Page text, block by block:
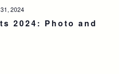
2024
2024: Photo and